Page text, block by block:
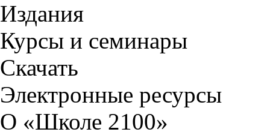
Издания
Курсы и семинары
Скачать
Электронные ресурсы
О «Школе 2100»